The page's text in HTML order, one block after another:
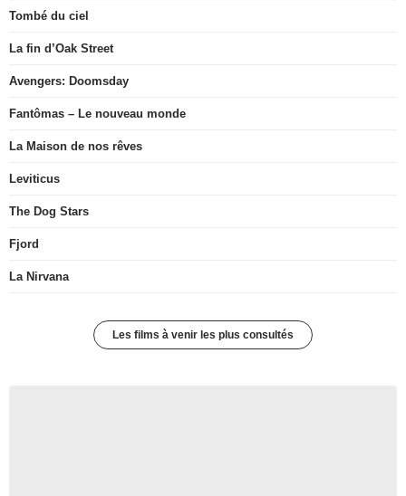
Tombé du ciel
La fin d’Oak Street
Avengers: Doomsday
Fantômas – Le nouveau monde
La Maison de nos rêves
Leviticus
The Dog Stars
Fjord
La Nirvana
Les films à venir les plus consultés